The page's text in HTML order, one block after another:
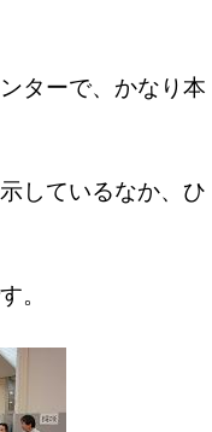
ターで、かなり本
しているなか、ひ
。